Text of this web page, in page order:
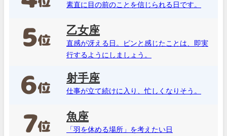
素直に目の前のことを信じられる日です。
乙女座
直感が冴える日。ピンと感じたことは、即実
行するようにしましょう。
射手座
仕事が立て続けに入り、忙しくなりそう。
魚座
「羽を休める場所」を考えたい日